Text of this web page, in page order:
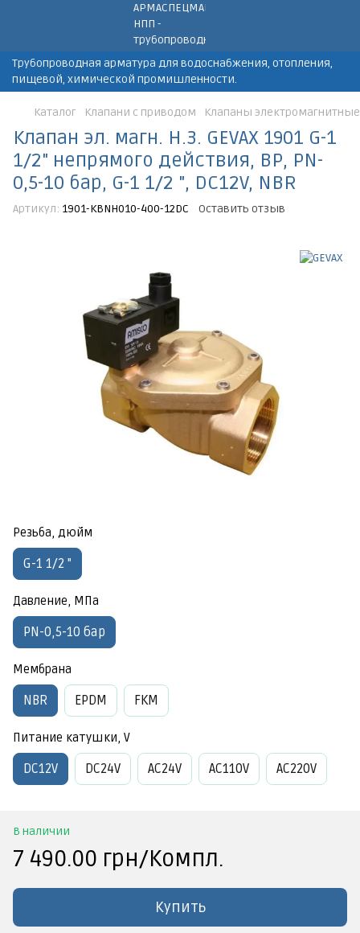
Трубопроводная арматура для водоснабжения, отопления,
пищевой, химической промишленности.
Каталог Клапани с приводом Клапаны электромагнитные
Клапан эл. магн. Н.З. GEVAX 1901 G-1
1/2" непрямого действия, ВР, PN-
0,5-10 бар, G-1 1/2 ", DC12V, NBR
Артикул: 1901-KBNH010-400-12DC Оставить отзыв
Резьба, дюйм
G-1 1/2 "
Давление, МПа
PN-0,5-10 бар
Мембрана
NBR EPDM FKM
Питание катушки, V
DC12V DC24V AC24V АС110V AC220V
В наличии
7 490.00 грн/Компл.
Купить